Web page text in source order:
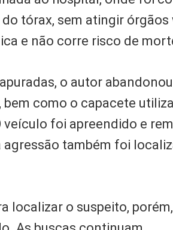
tórax, sem atingir órgãos
e não corre risco de
o autor
como o capacete
foi apreendido e
também foi
localizar o suspeito,